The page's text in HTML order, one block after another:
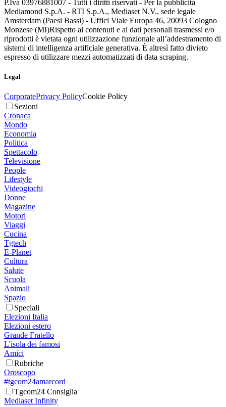
P.Iva 03976881007 - Tutti i diritti riservati - Per la pubblicità
Mediamond S.p.A. - RTI S.p.A., Mediaset N.V., sede legale
Amsterdam (Paesi Bassi) - Uffici Viale Europa 46, 20093 Cologno
Monzese (MI)Rispetto ai contenuti e ai dati personali trasmessi e/o
riprodotti è vietata ogni utilizzazione funzionale all’addestramento di
sistemi di intelligenza artificiale generativa. È altresì fatto divieto
espresso di utilizzare mezzi automatizzati di data scraping.
Legal
CorporatePrivacy PolicyCookie Policy
Sezioni
Cronaca
Mondo
Economia
Politica
Spettacolo
Televisione
People
Lifestyle
Videogiochi
Donne
Magazine
Motori
Viaggi
Cucina
Tgtech
E-Planet
Cultura
Salute
Scuola
Animali
Spazio
Speciali
Elezioni Italia
Elezioni estero
Grande Fratello
L'isola dei famosi
Amici
Rubriche
Oroscopo
#tgcom24amarcord
Tgcom24 Consiglia
Mediaset Infinity